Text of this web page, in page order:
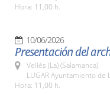
Hora: 11,00 h.
10/06/2026
Presentación del
Vellés (La) (Salamanca)
LUGAR Ayuntamiento de
Hora: 11,00 h.